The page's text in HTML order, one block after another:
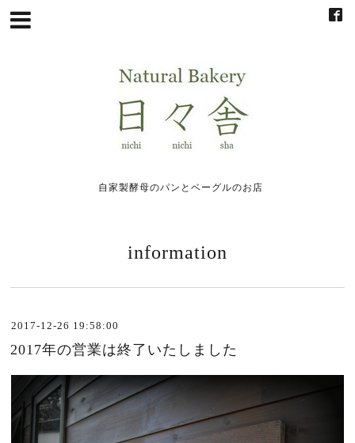
自家製酵母のパンとベーグルのお店
information
2017-12-26 19:58:00
2017年の営業は終了いたしました